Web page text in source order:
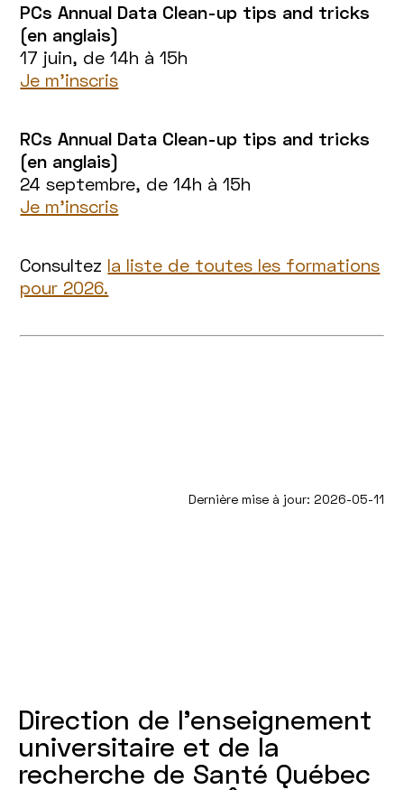
PCs Annual Data Clean-up tips and tricks
(en anglais)
17 juin, de 14h à 15h
Je m’inscris
RCs Annual Data Clean-up tips and tricks
(en anglais)
24 septembre, de 14h à 15h
Je m’inscris
Consultez la liste de toutes les formations
pour 2026.
Dernière mise à jour: 2026-05-11
Direction de l'enseignement
universitaire et de la
recherche de Santé Québec